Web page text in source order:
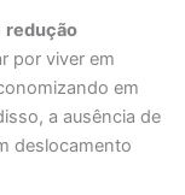
redução
por viver em
em
a ausência de
deslocamento